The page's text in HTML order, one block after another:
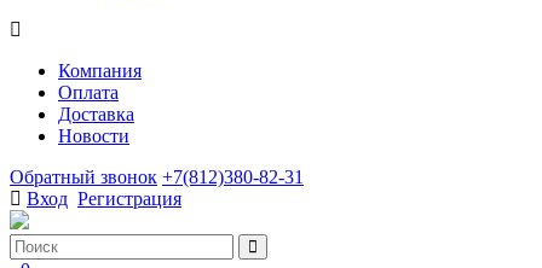
Компания
Оплата
Доставка
Новости
Обратный звонок +7(812)380-82-31
Вход Регистрация